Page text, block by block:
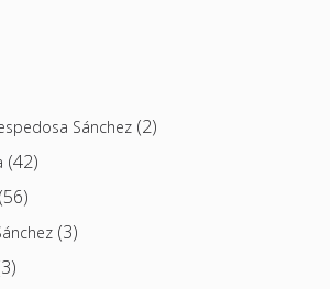
Sánchez (2)
(42)
(56)
(3)